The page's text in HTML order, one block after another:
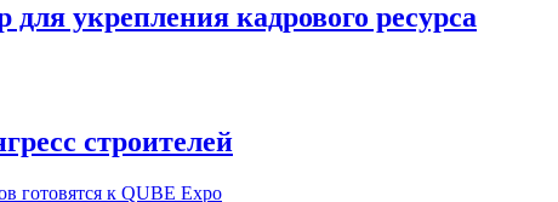
укрепления кадрового ресурса
строителей